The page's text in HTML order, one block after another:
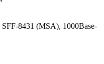
SFF-8431 (MSA), 1000Base-